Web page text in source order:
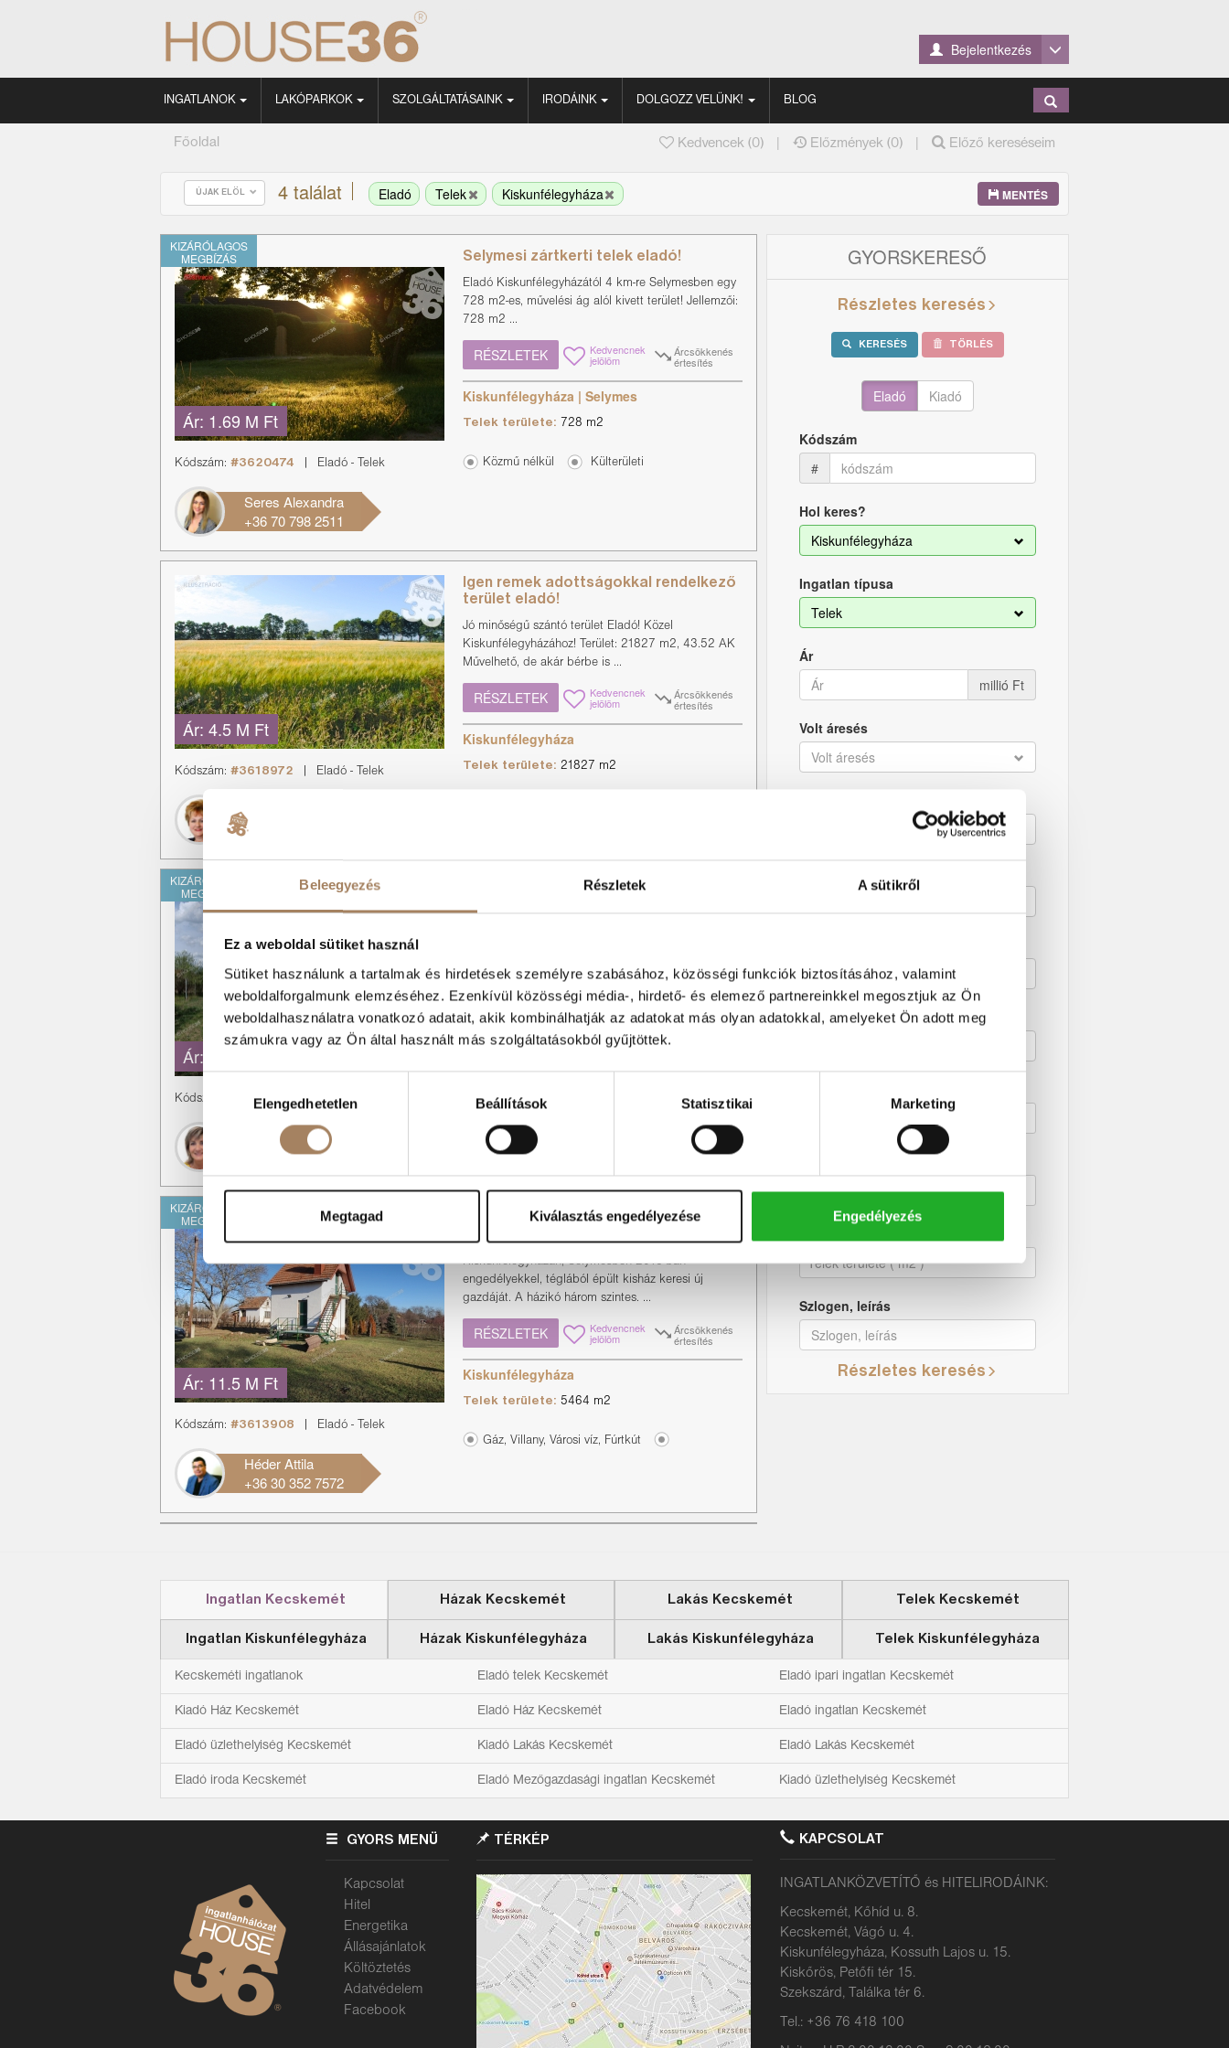
Beleegyezés Részletek A sütikről
Ez a weboldal sütiket használ
Sütiket használunk a tartalmak és hirdetések személyre szabásához, közösségi funkciók biztosításához, valamint
weboldalforgalmunk elemzéséhez. Ezenkívül közösségi média-, hirdető- és elemező partnereinkkel megosztjuk az Ön
weboldalhasználatra vonatkozó adatait, akik kombinálhatják az adatokat más olyan adatokkal, amelyeket Ön adott meg
számukra vagy az Ön által használt más szolgáltatásokból gyűjtöttek.
kiválasztásaElengedhetetlen Beállítások Statisztikai Marketing
Megtagad Kiválasztás engedélyezése Engedélyezés
Bejelentkezés
INGATLANOK LAKÓPARKOK SZOLGÁLTATÁSAINK IRODÁINK DOLGOZZ VELÜNK! BLOG
Főoldal Kedvencek (0) | Előzmények (0) | Előző kereséseim
ÚJAK ELÖL 4 találat Eladó Telek Kiskunfélegyháza MENTÉS
KIZÁRÓLAGOS
MEGBÍZÁS
Ár: 1.69 M Ft
Kódszám: #3620474 Eladó - Telek
Seres Alexandra
+36 70 798 2511
Selymesi zártkerti telek eladó!
Eladó Kiskunfélegyházától 4 km-re Selymesben egy
728 m2-es, művelési ág alól kivett terület! Jellemzői:
728 m2 ...
RÉSZLETEK Kedvencnek
jelölöm
Árcsökkenés
értesítés
Kiskunfélegyháza | Selymes
Telek területe: 728 m2
Közmű nélkül Külterületi
Ár: 4.5 M Ft
Kódszám: #3618972 Eladó - Telek
+36 70 421 1201
Igen remek adottságokkal rendelkező
terület eladó!
Jó minőségű szántó terület Eladó! Közel
Kiskunfélegyházához! Terület: 21827 m2, 43.52 AK
Művelhető, de akár bérbe is ...
RÉSZLETEK Kedvencnek
jelölöm
Árcsökkenés
értesítés
Kiskunfélegyháza
Telek területe:21827 m2
KIZÁRÓLAGOS
MEGBÍZÁS
Ár:
Kódszám: #3618144 | Eladó
Gál Tünde
+36 70 312 5719
Szeretne Haleszban építkezni?
RÉSZLETEK Kedvencnek
jelölöm
Árcsökkenés
értesítés
Kiskunfélegyháza | Halesz
Fúrtkút
KIZÁRÓLAGOS
MEGBÍZÁS
Ár: 11.5 M Ft
Kódszám: #3613908 Eladó - Telek
Héder Attila
+36 30 352 7572
Selymesben közművesített telekkel,
Kiskunfélegyházán, Selymesben 2016-ban
engedélyekkel, téglából épült kisház keresi új
gazdáját. A házikó három szintes. ...
RÉSZLETEK Kedvencnek
jelölöm
Árcsökkenés
értesítés
Kiskunfélegyháza
Telek területe:5464 m2
Gáz, Villany, Városi víz, Fúrtkút
GYORSKERESŐ
Részletes keresés
KERESÉS TÖRLÉS
Eladó Kiadó
Kódszám
#
Hol keres?
Kiskunfélegyháza
Ingatlan típusa
Telek
Ár
millió Ft
Volt áresés
Volt áresés
Lift
Erkély
Szlogen, leírás
Részletes keresés
Ingatlan Kecskemét Házak Kecskemét Lakás Kecskemét Telek Kecskemét
Ingatlan Kiskunfélegyháza Házak Kiskunfélegyháza Lakás Kiskunfélegyháza Telek Kiskunfélegyháza
Kecskeméti ingatlanok Eladó telek Kecskemét Eladó ipari ingatlan Kecskemét
Kiadó Ház Kecskemét Eladó Ház Kecskemét Eladó ingatlan Kecskemét
Eladó üzlethelyiség Kecskemét Kiadó Lakás Kecskemét Eladó Lakás Kecskemét
Eladó iroda Kecskemét Eladó Mezőgazdasági ingatlan Kecskemét Kiadó üzlethelyiség Kecskemét
GYORS MENÜ
Kapcsolat
Hitel
Energetika
Állásajánlatok
Költöztetés
Adatvédelem
Facebook
TÉRKÉP KAPCSOLAT
INGATLANKÖZVETÍTŐ és HITELIRODÁINK:
Kecskemét, Kőhíd u. 8.
Kecskemét, Vágó u. 4.
Kiskunfélegyháza, Kossuth Lajos u. 15.
Kiskőrös, Petőfi tér 15.
Szekszárd, Találka tér 6.
Tel.: +36 76 418 100